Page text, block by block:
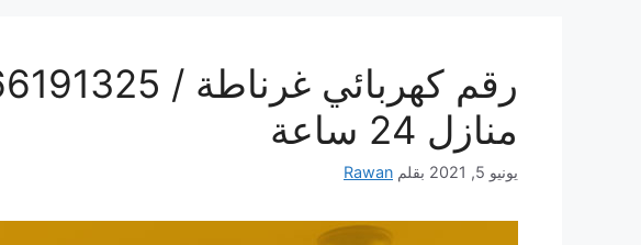
منازل 24 ساعة
يونيو 5, 2021 بقلم Rawan